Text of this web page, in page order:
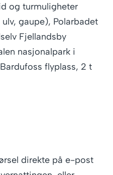
og turmuligheter
gaupe), Polarbadet
Fjellandsby
nasjonalpark i
flyplass, 2 t
direkte på e-post